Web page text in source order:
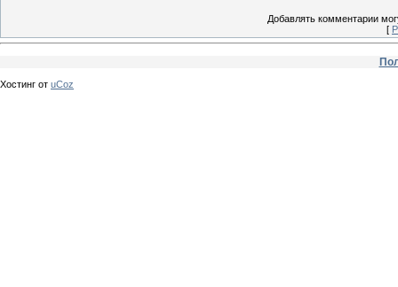
Добавлять комментарии
[
Хостинг от uCoz